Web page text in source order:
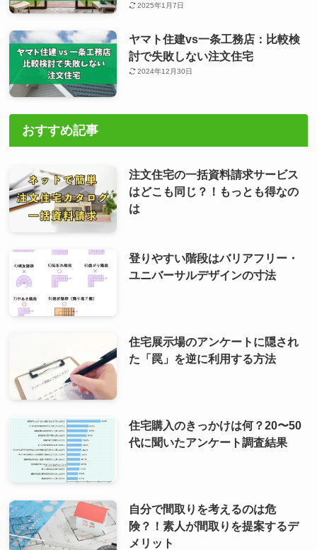
2025年1月7日
ヤマト住建vs一条工務店：比較検
討で失敗しない注文住宅
2024年12月30日
おすすめ記事
注文住宅の一括資料請求サービス
はどこも同じ？！もっとも得なの
は
登りやすい階段はバリアフリー・
ユニバーサルデザインの寸法
住宅展示場のアンケートに隠され
た「罠」を逆に利用する方法
住宅購入のきっかけは何？20〜50
代に聞いたアンケート調査結果
自分で間取りを考えるのは危
険？！素人が間取りを提案するデ
メリット